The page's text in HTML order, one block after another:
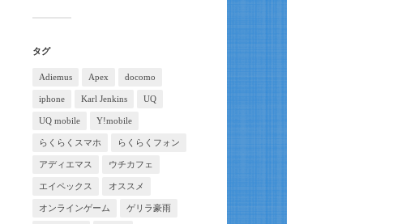
タグ
Adiemus Apex docomo
iphone Karl Jenkins UQ
UQ mobile Y!mobile
らくらくスマホ らくらくフォン
アディエマス ウチカフェ
エイペックス オススメ
オンラインゲーム ゲリラ豪雨